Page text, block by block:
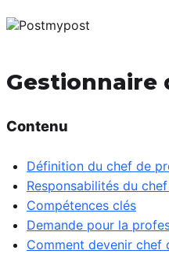
Gestionnaire
Contenu
Définition du chef de
Responsabilités du
Compétences clés
Demande pour la
Comment devenir chef